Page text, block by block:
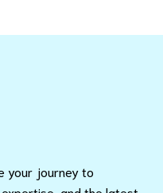
your journey to